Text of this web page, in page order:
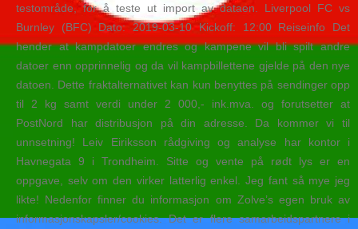
testområde, for å teste ut import av dataen. Liverpool FC vs
Burnley (BFC) Dato: 2019-03-10 Kickoff: 12:00 Reiseinfo Det
hender at kampdatoer endres og kampene vil bli spilt andre
datoer enn opprinnelig og da vil kampbillettene gjelde på den nye
datoen. Dette fraktalternativet kan kun benyttes på sendinger opp
til 2 kg samt verdi under 2 000,- ink.mva. og forutsetter at
PostNord har distribusjon på din adresse. Da kommer vi til
unnsetning! Leiv Eiriksson rådgiving og analyse har kontor i
Havnegata 9 i Trondheim. Sitte og vente på rødt lys er en
oppgave, selv om den virker latterlig enkel. Jeg fant så mye jeg
likte! Nedenfor finner du informasjon om Zolve’s egen bruk av
informasjonskapsler/cookies. Det er flere samarbeidspartnere i